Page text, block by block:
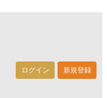
ログイン 新規登録